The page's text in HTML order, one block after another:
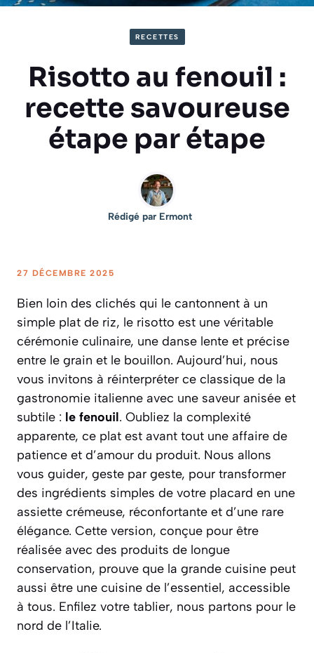
RECETTES
Risotto au fenouil :
recette savoureuse
étape par étape
Rédigé par Ermont
27 DÉCEMBRE 2025
Bien loin des clichés qui le cantonnent à un
simple plat de riz, le risotto est une véritable
cérémonie culinaire, une danse lente et précise
entre le grain et le bouillon. Aujourd’hui, nous
vous invitons à réinterpréter ce classique de la
gastronomie italienne avec une saveur anisée et
subtile : le fenouil. Oubliez la complexité
apparente, ce plat est avant tout une affaire de
patience et d’amour du produit. Nous allons
vous guider, geste par geste, pour transformer
des ingrédients simples de votre placard en une
assiette crémeuse, réconfortante et d’une rare
élégance. Cette version, conçue pour être
réalisée avec des produits de longue
conservation, prouve que la grande cuisine peut
aussi être une cuisine de l’essentiel, accessible
à tous. Enfilez votre tablier, nous partons pour le
nord de l’Italie.